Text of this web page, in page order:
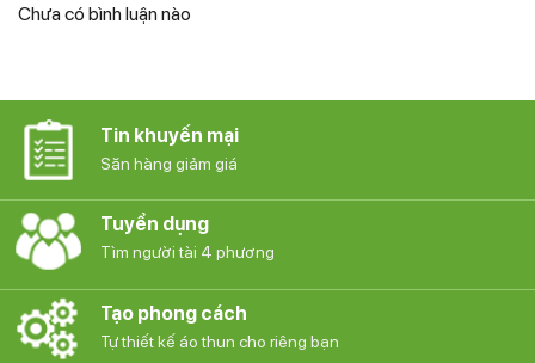
Chưa có bình luận nào
Tin khuyến mại
Săn hàng giảm giá
Tuyển dụng
Tìm người tài 4 phương
Tạo phong cách
Tự thiết kế áo thun cho riêng bạn